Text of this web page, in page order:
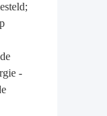
-